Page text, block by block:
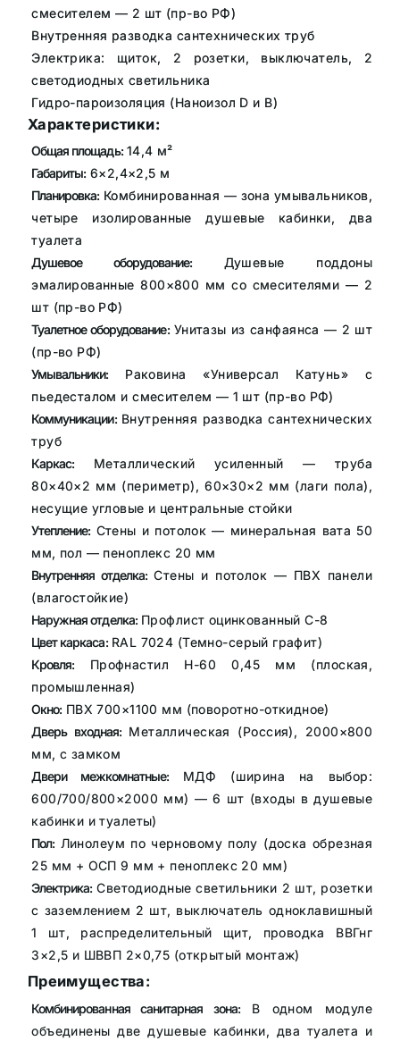
смесителем — 2 шт (пр-во РФ)
Внутренняя разводка сантехнических труб
Электрика: щиток, 2 розетки, выключатель, 2
светодиодных светильника
Гидро-пароизоляция (Наноизол D и В)
Характеристики:
Общая площадь:14,4 м²
Габариты: 6×2,4×2,5 м
Планировка: Комбинированная — зона умывальников,
четыре изолированные душевые кабинки, два
туалета
Душевое оборудование:Душевые поддоны
эмалированные 800×800 мм со смесителями — 2
шт (пр-во РФ)
Туалетное оборудование:Унитазы из санфаянса — 2 шт
(пр-во РФ)
Умывальники: Раковина «Универсал Катунь» с
пьедесталом и смесителем — 1 шт (пр-во РФ)
Коммуникации:Внутренняя разводка сантехнических
труб
Каркас: Металлический усиленный — труба
80×40×2 мм (периметр), 60×30×2 мм (лаги пола),
несущие угловые и центральные стойки
Утепление: Стены и потолок — минеральная вата 50
мм, пол — пеноплекс 20 мм
Внутренняя отделка:Стены и потолок — ПВХ панели
(влагостойкие)
Наружная отделка:Профлист оцинкованный С-8
Цвет каркаса:RAL 7024 (Темно-серый графит)
Кровля: Профнастил Н-60 0,45 мм (плоская,
промышленная)
Окно: ПВХ 700×1100 мм (поворотно-откидное)
Дверь входная:Металлическая (Россия), 2000×800
мм, с замком
Двери межкомнатные: МДФ (ширина на выбор:
600/700/800×2000 мм) — 6 шт (входы в душевые
кабинки и туалеты)
Пол: Линолеум по черновому полу (доска обрезная
25 мм + ОСП 9 мм + пеноплекс 20 мм)
Электрика: Светодиодные светильники 2 шт, розетки
с заземлением 2 шт, выключатель одноклавишный
1 шт, распределительный щит, проводка ВВГнг
3×2,5 и ШВВП 2×0,75 (открытый монтаж)
Преимущества:
Комбинированная санитарная зона: В одном модуле
объединены две душевые кабинки, два туалета и